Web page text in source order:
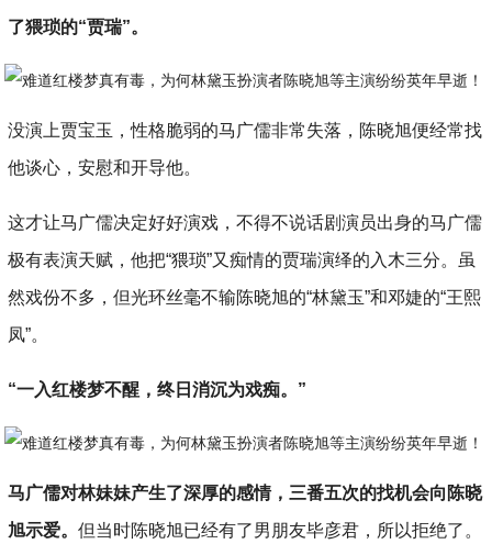
了猥琐的“贾瑞”。
没演上贾宝玉，性格脆弱的马广儒非常失落，陈晓旭便经常找
他谈心，安慰和开导他。
这才让马广儒决定好好演戏，不得不说话剧演员出身的马广儒
极有表演天赋，他把“猥琐”又痴情的贾瑞演绎的入木三分。虽
然戏份不多，但光环丝毫不输陈晓旭的“林黛玉”和邓婕的“王熙
凤”。
“一入红楼梦不醒，终日消沉为戏痴。”
马广儒对林妹妹产生了深厚的感情，三番五次的找机会向陈晓
旭示爱。但当时陈晓旭已经有了男朋友毕彦君，所以拒绝了。